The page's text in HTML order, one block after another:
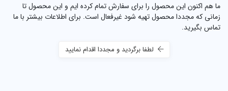
ما هم اکنون این محصول را برای سفارش تمام کرده ایم و این محصول تا
زمانی که مجددا محصول تهیه شود غیرفعال است. برای اطلاعات بیشتر با ما
تماس بگیرید.
لطفا برگردید و مجددا اقدام نمایید